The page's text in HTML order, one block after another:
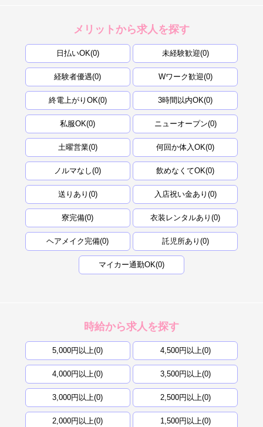
メリットから求人を探す
日払いOK(0) 未経験歓迎(0)
経験者優遇(0) Wワーク歓迎(0)
終電上がりOK(0) 3時間以内OK(0)
私服OK(0) ニューオープン(0)
土曜営業(0) 何回か体入OK(0)
ノルマなし(0) 飲めなくてOK(0)
送りあり(0) 入店祝い金あり(0)
寮完備(0) 衣装レンタルあり(0)
ヘアメイク完備(0) 託児所あり(0)
マイカー通勤OK(0)
時給から求人を探す
5,000円以上(0) 4,500円以上(0)
4,000円以上(0) 3,500円以上(0)
3,000円以上(0) 2,500円以上(0)
2,000円以上(0) 1,500円以上(0)